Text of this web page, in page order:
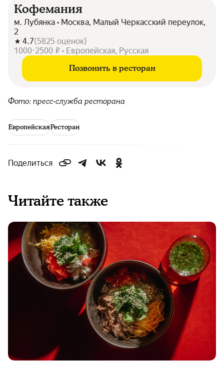
Кофемания
м. Лубянка • Москва, Малый Черкасский переулок,
2
4.7(5825 оценок)
1000-2500 ₽ • Европейская, Русская
Позвонить в ресторан
Фото: пресс-служба ресторана
ЕвропейскаяРесторан
Поделиться
Читайте также